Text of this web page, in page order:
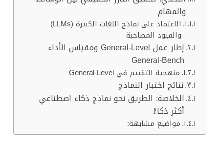
والمهام
الاعتماد على نماذج اللغات الكبيرة (LLMs)
والقيود المصاحبة
إطار عمل General-Level ومقياس الأداء
General-Bench
منهجية التقييم في General-Level
نتائج اختبار النماذج
الخلاصة: الطريق نحو نماذج ذكاء اصطناعي
أكثر ذكاءً
مواضيع مشابهة: